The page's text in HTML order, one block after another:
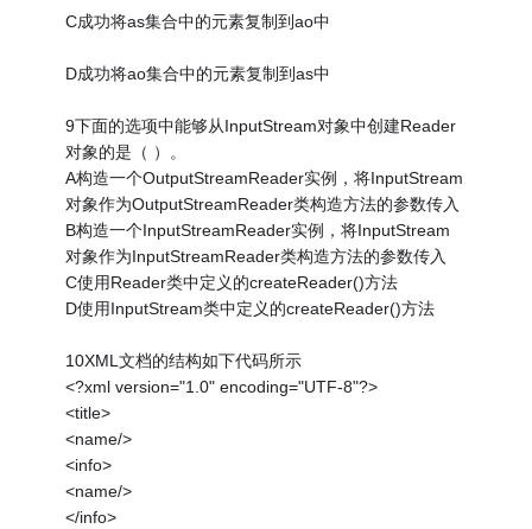
C成功将as集合中的元素复制到ao中
D成功将ao集合中的元素复制到as中
9下面的选项中能够从InputStream对象中创建Reader
对象的是（ ）。
A构造一个OutputStreamReader实例，将InputStream
对象作为OutputStreamReader类构造方法的参数传入
B构造一个InputStreamReader实例，将InputStream
对象作为InputStreamReader类构造方法的参数传入
C使用Reader类中定义的createReader()方法
D使用InputStream类中定义的createReader()方法
10XML文档的结构如下代码所示
<?xml version="1.0" encoding="UTF-8"?>
<title>
<name/>
<info>
<name/>
</info>